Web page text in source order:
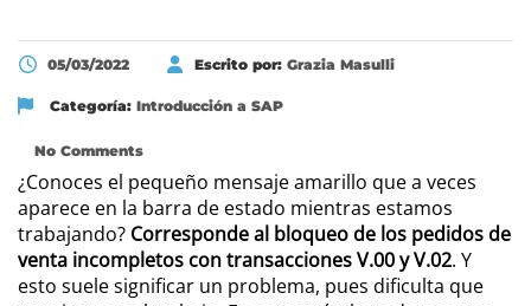
05/03/2022 Escrito por: Grazia Masulli
Categoría: Introducción a SAP
No Comments
¿Conoces el pequeño mensaje amarillo que a veces
aparece en la barra de estado mientras estamos
trabajando? Corresponde al bloqueo de los pedidos de
venta incompletos con transacciones V.00 y V.02. Y
esto suele significar un problema, pues dificulta que